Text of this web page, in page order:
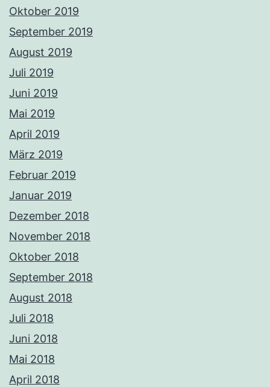
Oktober 2019
September 2019
August 2019
Juli 2019
Juni 2019
Mai 2019
April 2019
März 2019
Februar 2019
Januar 2019
Dezember 2018
November 2018
Oktober 2018
September 2018
August 2018
Juli 2018
Juni 2018
Mai 2018
April 2018